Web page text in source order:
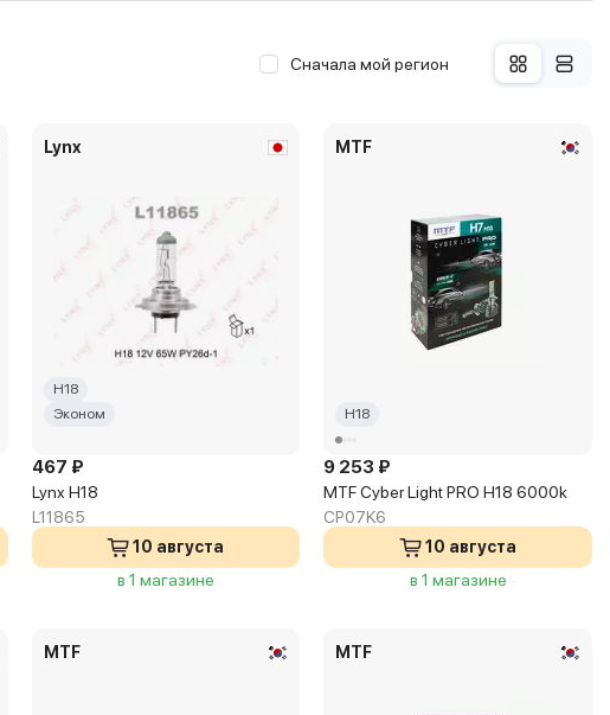
Сначала мой регион
Lynx
H18
Эконом
467 ₽
Lynx H18
L11865
10 августа
в 1 магазине
MTF
H18
9 253 ₽
MTF Cyber Light PRO H18 6000k
CP07K6
10 августа
в 1 магазине
MTF MTF